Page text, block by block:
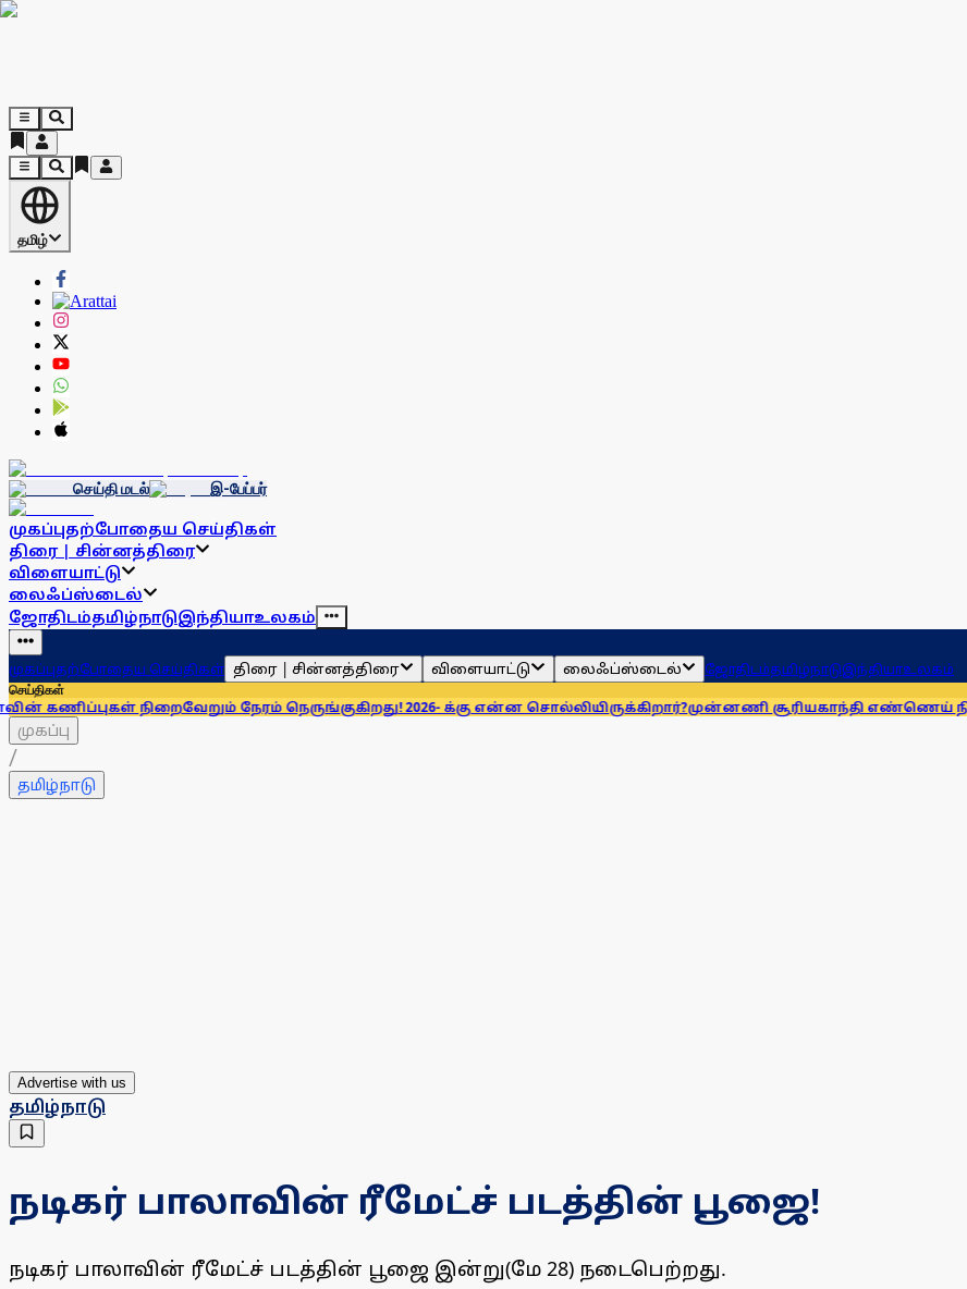
தமிழ்
செய்தி மடல் இ-பேப்பர்
முகப்புதற்போதைய செய்திகள்
திரை | சின்னத்திரை
விளையாட்டு
லைஃப்ஸ்டைல்
ஜோதிடம்தமிழ்நாடுஇந்தியாஉலகம்
முகப்புதற்போதைய செய்திகள் திரை | சின்னத்திரை விளையாட்டு லைஃப்ஸ்டைல் ஜோதிடம்தமிழ்நாடுஇந்தியாஉலகம்
செய்திகள்
நிறைவேறும் நேரம் நெருங்குகிறது! 2026- க்கு என்ன சொல்லியிருக்கிறார்?முன்னணி சூரியகாந்தி எண்ணெய்
முகப்பு
/
தமிழ்நாடு
Advertise with us
தமிழ்நாடு
நடிகர் பாலாவின் ரீமேட்ச் படத்தின் பூஜை!
நடிகர் பாலாவின் ரீமேட்ச் படத்தின் பூஜை இன்று(மே 28) நடைபெற்றது.